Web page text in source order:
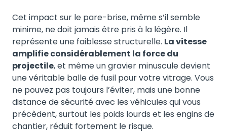
Cet impact sur le pare-brise, même s’il semble
minime, ne doit jamais être pris à la légère. Il
représente une faiblesse structurelle. La vitesse
amplifie considérablement la force du
projectile, et même un gravier minuscule devient
une véritable balle de fusil pour votre vitrage. Vous
ne pouvez pas toujours l’éviter, mais une bonne
distance de sécurité avec les véhicules qui vous
précèdent, surtout les poids lourds et les engins de
chantier, réduit fortement le risque.